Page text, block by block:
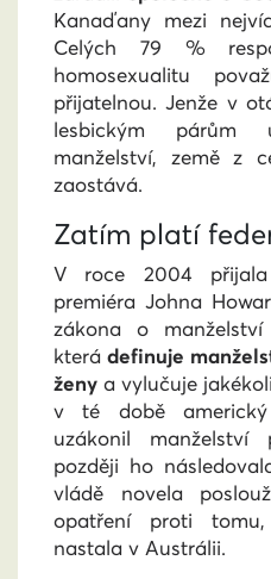
Kanaďany mezi
Celých 79 %
homosexualitu
přijatelnou. Jenže v
lesbickým
manželství, země z
zaostává.
Zatím platí
V roce 2004 přijala
premiéra Johna
zákona o
kterádefinuje
ženy a vylučuje
v té době americký
uzákonil
později ho
vládě novela
opatření proti
nastala v Austrálii.